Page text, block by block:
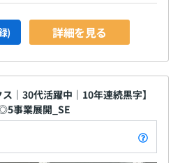
) 詳細を見る
｜30代活躍中｜10年連続黒字】
事業展開_SE